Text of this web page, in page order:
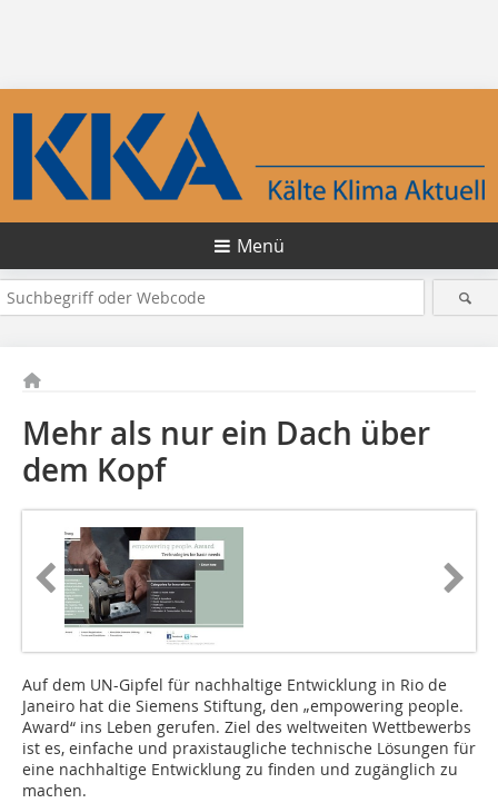
Menü
Mehr als nur ein Dach über
dem Kopf
Auf dem UN-Gipfel für nachhaltige Entwicklung in Rio de
Janeiro hat die Siemens Stiftung, den „empowering people.
Award“ ins Leben gerufen. Ziel des weltweiten Wettbewerbs
ist es, einfache und praxistaugliche technische Lösungen für
eine nachhaltige Entwicklung zu finden und zugänglich zu
machen.